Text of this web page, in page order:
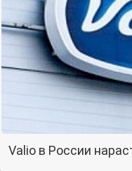
Valio в России